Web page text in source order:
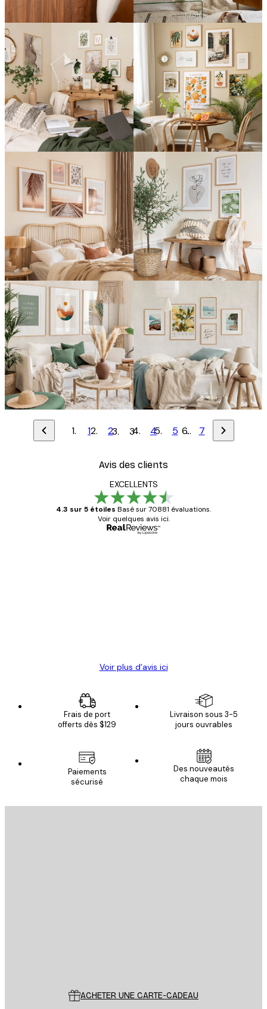
1 2 3 4 5 … 7
Avis des clients
EXCELLENTS
4.3 sur 5 étoiles Basé sur 70881 évaluations.
Voir quelques avis ici.
Voir plus d’avis ici
Frais de port
offerts dès $129
Livraison sous 3-5
jours ouvrables
Paiements
sécurisé
Des nouveautés
chaque mois
ACHETER UNE CARTE-CADEAU